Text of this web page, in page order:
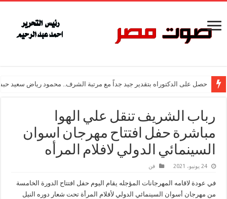
حصل على الدكتوراه بتقدير جيد جداً مع مرتبة الشرف.. محمود رياض سعيد
رباب الشريف تنقل علي الهوا
مباشرة حفل افتتاح مهرجان اسوان
السينمائي الدولي لافلام المرأه
24 يونيو، 2021 فن
في عودة لاقامه المهرجانات المؤجله يقام اليوم حفل افتتاح الدورة الخامسة
من مهرجان أسوان السينمائي الدولي لأفلام المرأة تحت شعار دوره النيل